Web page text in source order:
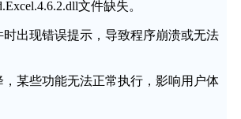
文件缺失。
时出现错误提示，导致程序崩溃或无法
，某些功能无法正常执行，影响用户体